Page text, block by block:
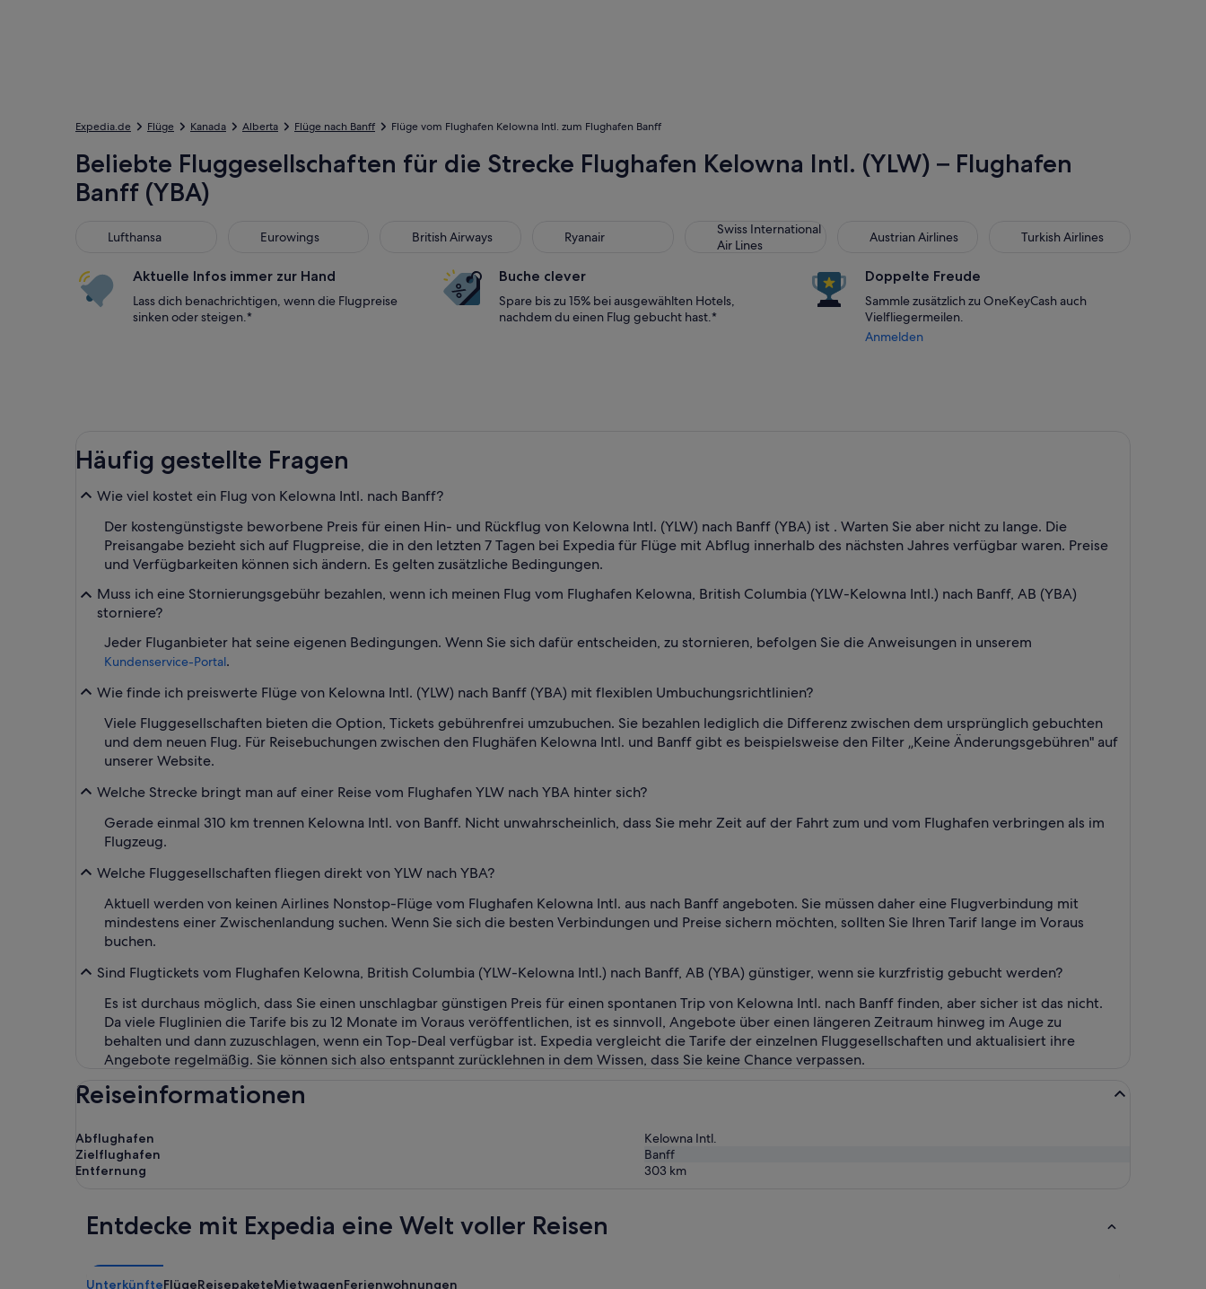
Expedia.de Flüge Kanada Alberta Flüge nach Banff Flüge vom Flughafen Kelowna Intl. zum Flughafen Banff
Beliebte Fluggesellschaften für die Strecke Flughafen Kelowna Intl. (YLW) – Flughafen
Banff (YBA)
Lufthansa
Lufthansa Eurowings
Eurowings British Airways
British Airways Ryanair
Ryanair
Swiss International
Air Lines
Swiss International Air Lines Austrian Airlines
Austrian Airlines Turkish Airlines
Turkish Airlines
Aktuelle Infos immer zur Hand
Lass dich benachrichtigen, wenn die Flugpreise
sinken oder steigen.*
Buche clever
Spare bis zu 15% bei ausgewählten Hotels,
nachdem du einen Flug gebucht hast.*
Doppelte Freude
Sammle zusätzlich zu OneKeyCash auch
Vielfliegermeilen.
Anmelden
Häufig gestellte Fragen
Wie viel kostet ein Flug von Kelowna Intl. nach Banff?
Der kostengünstigste beworbene Preis für einen Hin- und Rückflug von Kelowna Intl. (YLW) nach Banff (YBA) ist . Warten Sie aber nicht zu lange. Die
Preisangabe bezieht sich auf Flugpreise, die in den letzten 7 Tagen bei Expedia für Flüge mit Abflug innerhalb des nächsten Jahres verfügbar waren. Preise
und Verfügbarkeiten können sich ändern. Es gelten zusätzliche Bedingungen.
Muss ich eine Stornierungsgebühr bezahlen, wenn ich meinen Flug vom Flughafen Kelowna, British Columbia (YLW-Kelowna Intl.) nach Banff, AB (YBA)
storniere?
Jeder Fluganbieter hat seine eigenen Bedingungen. Wenn Sie sich dafür entscheiden, zu stornieren, befolgen Sie die Anweisungen in unserem
Kundenservice-Portal.
Wie finde ich preiswerte Flüge von Kelowna Intl. (YLW) nach Banff (YBA) mit flexiblen Umbuchungsrichtlinien?
Viele Fluggesellschaften bieten die Option, Tickets gebührenfrei umzubuchen. Sie bezahlen lediglich die Differenz zwischen dem ursprünglich gebuchten
und dem neuen Flug. Für Reisebuchungen zwischen den Flughäfen Kelowna Intl. und Banff gibt es beispielsweise den Filter „Keine Änderungsgebühren" auf
unserer Website.
Welche Strecke bringt man auf einer Reise vom Flughafen YLW nach YBA hinter sich?
Gerade einmal 310 km trennen Kelowna Intl. von Banff. Nicht unwahrscheinlich, dass Sie mehr Zeit auf der Fahrt zum und vom Flughafen verbringen als im
Flugzeug.
Welche Fluggesellschaften fliegen direkt von YLW nach YBA?
Aktuell werden von keinen Airlines Nonstop-Flüge vom Flughafen Kelowna Intl. aus nach Banff angeboten. Sie müssen daher eine Flugverbindung mit
mindestens einer Zwischenlandung suchen. Wenn Sie sich die besten Verbindungen und Preise sichern möchten, sollten Sie Ihren Tarif lange im Voraus
buchen.
Sind Flugtickets vom Flughafen Kelowna, British Columbia (YLW-Kelowna Intl.) nach Banff, AB (YBA) günstiger, wenn sie kurzfristig gebucht werden?
Es ist durchaus möglich, dass Sie einen unschlagbar günstigen Preis für einen spontanen Trip von Kelowna Intl. nach Banff finden, aber sicher ist das nicht.
Da viele Fluglinien die Tarife bis zu 12 Monate im Voraus veröffentlichen, ist es sinnvoll, Angebote über einen längeren Zeitraum hinweg im Auge zu
behalten und dann zuzuschlagen, wenn ein Top-Deal verfügbar ist. Expedia vergleicht die Tarife der einzelnen Fluggesellschaften und aktualisiert ihre
Angebote regelmäßig. Sie können sich also entspannt zurücklehnen in dem Wissen, dass Sie keine Chance verpassen.
Reiseinformationen
Abflughafen
Kelowna Intl.
Zielflughafen
Banff
Entfernung
303 km
Entdecke mit Expedia eine Welt voller Reisen
UnterkünfteFlügeReisepaketeMietwagenFerienwohnungen